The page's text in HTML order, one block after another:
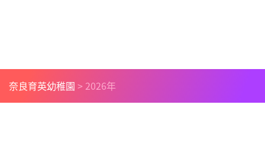
奈良育英幼稚園 > 2026年